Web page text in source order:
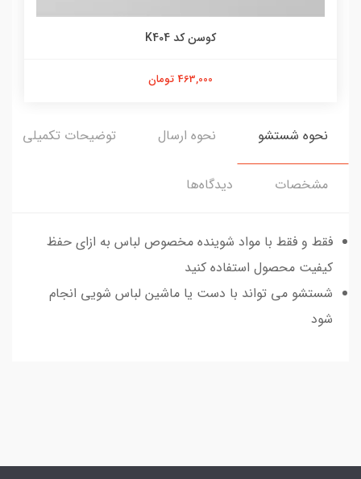
کوسن کد K404
463,000 تومان
نحوه شستشو نحوه ارسال توضیحات تکمیلی
مشخصات دیدگاه‌ها
فقط و فقط با مواد شوینده مخصوص لباس به ازای حفظ
کیفیت محصول استفاده کنید
شستشو می تواند با دست یا ماشین لباس شویی انجام
شود